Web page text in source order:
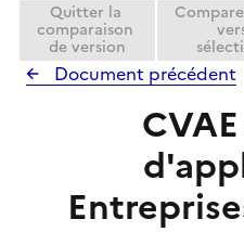
Quitter la
comparaison
de version
Document précédent